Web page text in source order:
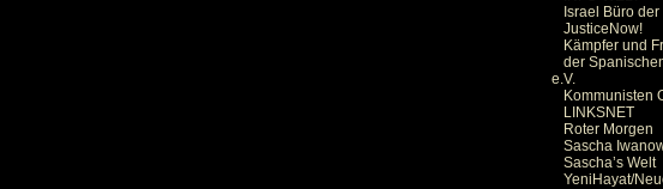
Israel Büro
JusticeNow!
Kämpfer und
der
e.V.
Kommunisten
LINKSNET
Roter Morgen
Sascha
Sascha’s Welt
YeniHayat/